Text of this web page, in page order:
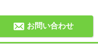
お問い合わせ